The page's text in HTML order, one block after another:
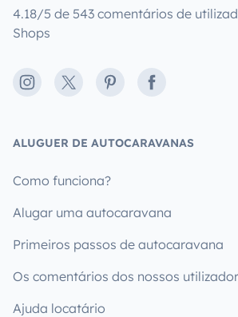
4.18/5 de 543 comentários de
Shops
Instagram
X PinterestFacebook
ALUGUER DE AUTOCARAVANAS
Como funciona?
Alugar uma autocaravana
Primeiros passos de autocaravana
Os comentários dos nossos
Ajuda locatário